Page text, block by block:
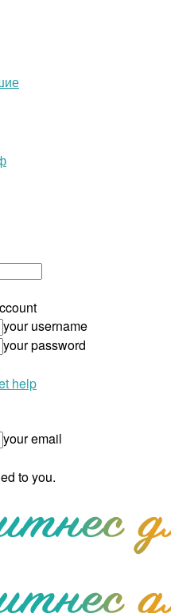
your username
your password
help
your email
to you.